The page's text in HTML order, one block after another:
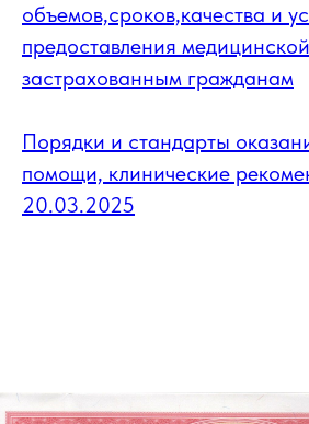
объемов,сроков,качества и
предоставления
застрахованным гражданам
Порядки и стандарты
помощи, клинические
20.03.2025